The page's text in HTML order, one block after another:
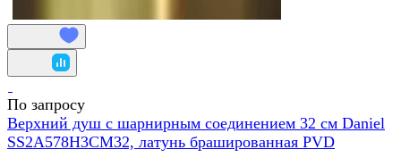
По запросу
Верхний душ с шарнирным соединением 32 см Daniel
SS2A578H3CM32, латунь брашированная PVD